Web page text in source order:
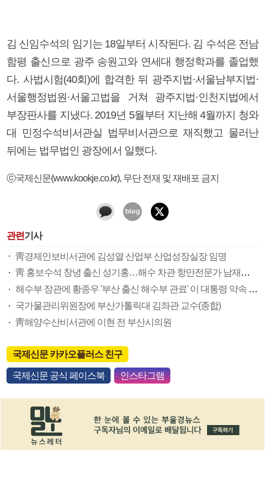
김 신임수석의 임기는 18일부터 시작된다. 김 수석은 전남
함평 출신으로 광주 송원고와 연세대 행정학과를 졸업했
다. 사법시험(40회)에 합격한 뒤 광주지법·서울남부지법·
서울행정법원·서울고법을 거쳐 광주지법·인천지법에서
부장판사를 지냈다. 2019년 5월부터 지난해 4월까지 청와
대 민정수석비서관실 법무비서관으로 재직했고 물러난
뒤에는 법무법인 광장에서 일했다.
ⓒ국제신문(www.kookje.co.kr), 무단 전재 및 재배포 금지
관련기사
靑경제안보비서관에 김성열 산업부 산업성장실장 임명
靑 홍보수석 창녕 출신 성기홍…해수 차관 항만전문가 남재헌(종합)
해수부 장관에 황종우 '부산 출신 해수부 관료' 이 대통령 약속 지켰다
국가물관리위원장에 부산가톨릭대 김좌관 교수(종합)
靑해양수산비서관에 이현 전 부산시의원
국제신문 카카오플러스 친구
국제신문 공식 페이스북 인스타그램